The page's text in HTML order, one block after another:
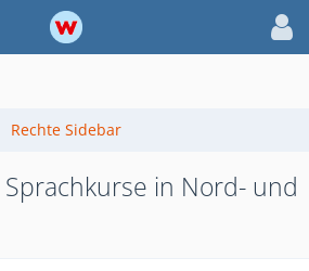
in Nord- und